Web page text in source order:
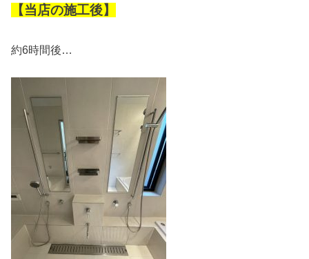
【当店の施工後】
約6時間後…